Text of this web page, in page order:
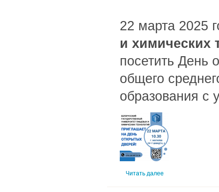
22 марта 2025
и химических
посетить День
общего
образования с
Читать далее